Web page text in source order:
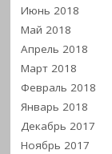
Июнь 2018
Май 2018
Апрель 2018
Март 2018
Февраль 2018
Январь 2018
Декабрь 2017
Ноябрь 2017